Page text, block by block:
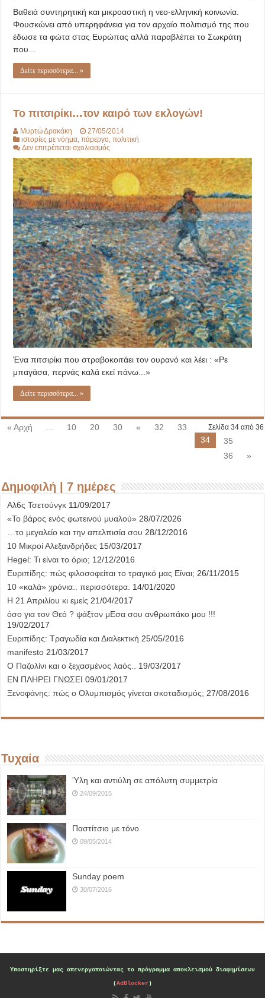
Βαθειά συντηρητική και μικροαστική η νεο-ελληνική κοινωνία.
Φουσκώνει από υπερηφάνεια για τον αρχαίο πολιτισμό της που
έδωσε τα φώτα στας Ευρώπας αλλά παραβλέπει το Σωκράτη
που...
Δείτε περισσότερα... »
Το πιτσιρίκι…τον καιρό των εκλογών!
Μυρτώ Δρακάκη
27/05/2014
ιστορίες με νόημα,πάρεργο,πολιτική
Δεν επιτρέπεται σχολιασμός
πιτσιρίκι…
τον
καιρό
των
εκλογών!
Ένα πιτσιρίκι που στραβοκοιτάει τον ουρανό και λέει : «Ρε
μπαγάσα, περνάς καλά εκεί πάνω...»
Δείτε περισσότερα... »
Σελίδα 34 από 36
« Αρχή 10 20 30 « 32
33
34
35
36
»
Δημοφιλή | 7 ημέρες
Αλ6ς Τσετούνγκ 11/09/2017
«Το βάρος ενός φωτεινού μυαλού» 28/07/2026
…το μεγαλείο και την απελπισία σου 28/12/2016
10 Μικροί Αλεξανδρήδες 15/03/2017
Hegel: Τι είναι το όριο; 12/12/2016
Ευριπίδης: πώς φιλοσοφείται το τραγικό μας Είναι; 26/11/2015
10 «καλά» χρόνια.. περισσότερα. 14/01/2020
Η 21 Απριλίου κι εμείς 21/04/2017
όσο για τον Θεό ? ψάξτον μΕσα σου ανθρωπάκο μου !!!
19/02/2017
Ευριπίδης: Τραγωδία και Διαλεκτική 25/05/2016
manifesto 21/03/2017
Ο Παζολίνι και ο ξεχασμένος λαός..
19/03/2017
ΕΝ ΠΛΗΡΕΙ ΓΝΩΣΕΙ 09/01/2017
Ξενοφάνης: πώς ο Ολυμπισμός γίνεται σκοταδισμός; 27/08/2016
Τυχαία
Ύλη και αντιύλη σε απόλυτη συμμετρία
24/09/2015
Παστίτσιο με τόνο
09/05/2014
Sunday poem
30/07/2016
Υποστηρίξτε μας απενεργοποιώντας το πρόγραμμα αποκλεισμού διαφημίσεων
(AdBlocker)